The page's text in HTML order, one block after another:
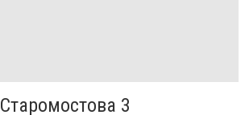
Старомостова 3